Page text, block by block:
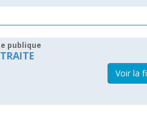
publique
Voir la